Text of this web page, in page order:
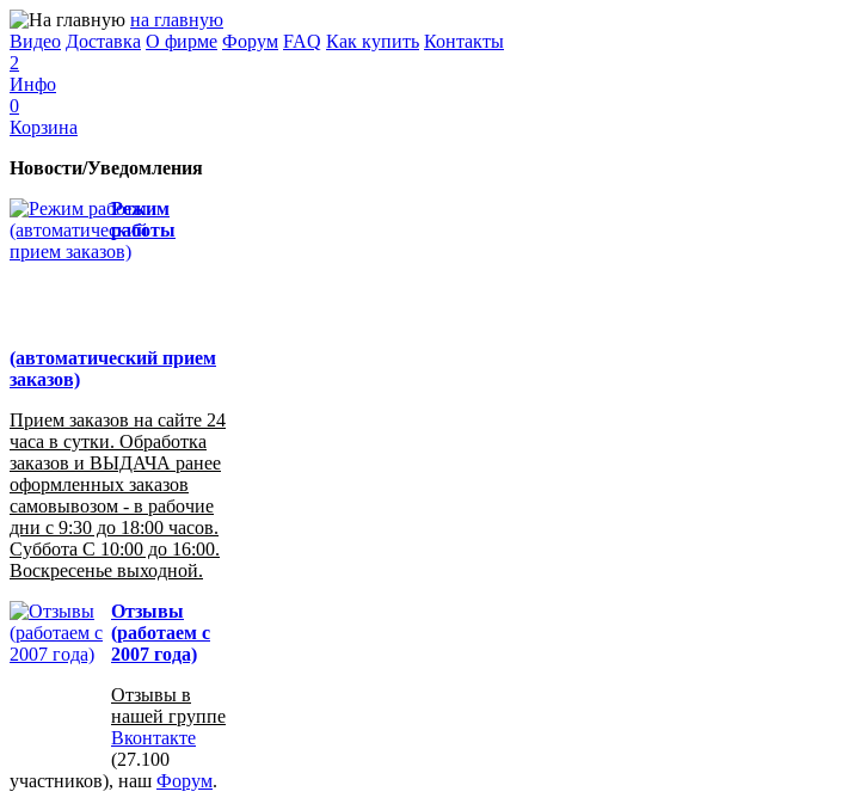
на главную
Видео Доставка О фирме Форум FAQ Как купить Контакты
2
Инфо
0
Корзина
Новости/Уведомления
Режим
работы
(автоматический прием
заказов)
Прием заказов на сайте 24
часа в сутки. Обработка
заказов и ВЫДАЧА ранее
оформленных заказов
самовывозом - в рабочие
дни с 9:30 до 18:00 часов.
Суббота С 10:00 до 16:00.
Воскресенье выходной.
Отзывы
(работаем с
2007 года)
Отзывы в
нашей группе
Вконтакте
(27.100
участников), наш Форум.